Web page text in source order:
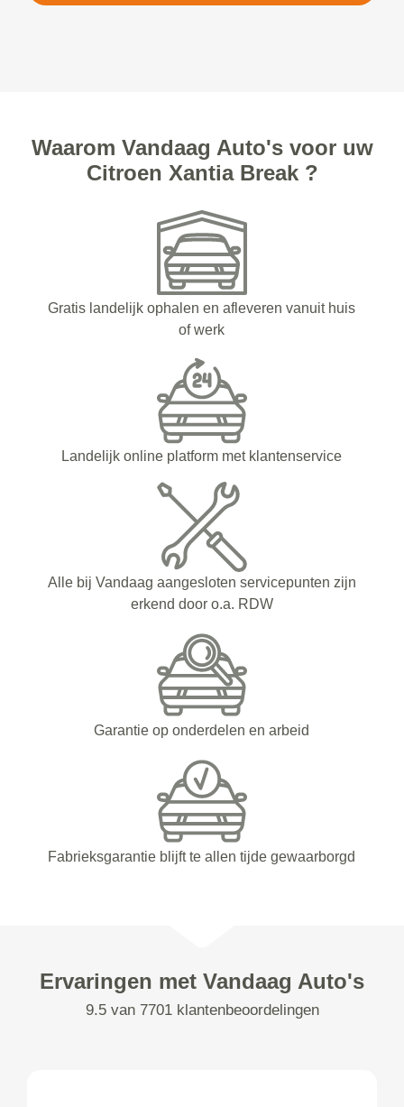
Waarom Vandaag Auto's voor uw
Citroen Xantia Break ?
Gratis landelijk ophalen en afleveren vanuit huis
of werk
Landelijk online platform met klantenservice
Alle bij Vandaag aangesloten servicepunten zijn
erkend door o.a. RDW
Garantie op onderdelen en arbeid
Fabrieksgarantie blijft te allen tijde gewaarborgd
Ervaringen met Vandaag Auto's
9.5 van 7701 klantenbeoordelingen